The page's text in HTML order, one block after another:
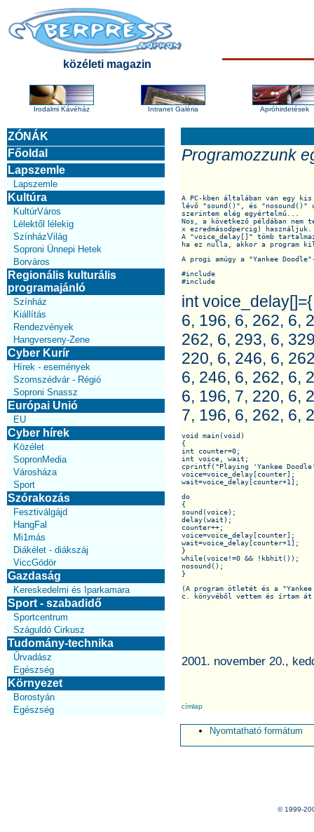
közéleti magazin
Irodalmi Kávéház Intranet Galéria Apróhirdetések
ZÓNÁK
Főoldal
Lapszemle
Lapszemle
Kultúra
KultúrVáros
Lélektől lélekig
SzínházVilág
Soproni Ünnepi Hetek
Borváros
Regionális kulturális
programajánló
Színház
Kiállítás
Rendezvények
Hangverseny-Zene
Cyber Kurír
Hírek - események
Szomszédvár - Régió
Soproni Snassz
Európai Unió
EU
Cyber hírek
Közélet
SopronMedia
Városháza
Sport
Szórakozás
Fesztiválgájd
HangFal
Mi1más
Diákélet - diákszáj
ViccGödör
Gazdaság
Kereskedelmi és Iparkamara
Sport - szabadidő
Sportcentrum
Száguldó Cirkusz
Tudomány-technika
Űrvadász
Egészség
Környezet
Borostyán
Egészség
Programozzunk
A PC-kben általában van egy
lévő "sound()", és
szerintem elég egyértelmű...
Nos, a következő példában
x ezredmásodpercig) használjuk.
A "voice_delay[]" tömb
ha ez nulla, akkor a program
A progi amúgy a "Yankee
#include
#include
int
6, 196, 6, 262, 6,
262, 6, 293, 6,
220, 6, 246, 6,
6, 246, 6, 262, 6,
6, 196, 7, 220, 6,
7, 196, 6, 262, 6,
void main(void)
{
int counter=0;
int voice, wait;
cprintf("Playing 'Yankee
voice=voice_delay[counter];
wait=voice_delay[counter+1];
do
{
sound(voice);
delay(wait);
counter++;
voice=voice_delay[counter];
wait=voice_delay[counter+1];
}
while(voice!=0 && !kbhit());
nosound();
}
(A program ötletét és a
c. könyvéből vettem és írtam
2001. november 20.,
címlap
Nyomtatható formátum
© 1999-